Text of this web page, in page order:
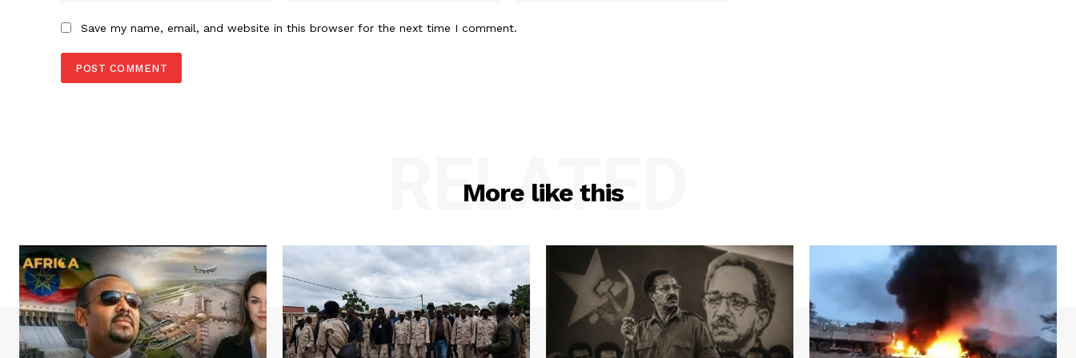
Save my name, email, and website in this browser for the next time I comment.
More like this
RELATED